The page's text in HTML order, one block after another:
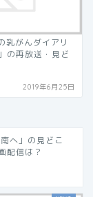
乳がんダイアリ
の再放送・見ど
2019年6月25日
へ」の見どこ
配信は？